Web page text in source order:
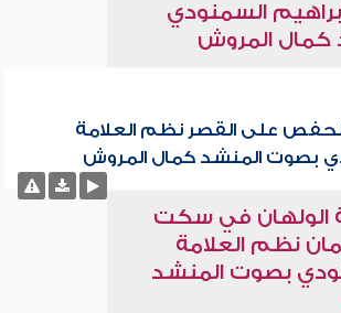
السمنودي
المروش
لحفص على القصر نظم العلامة
بصوت المنشد كمال المروش
الولهان في سكت
نظم العلامة
بصوت المنشد